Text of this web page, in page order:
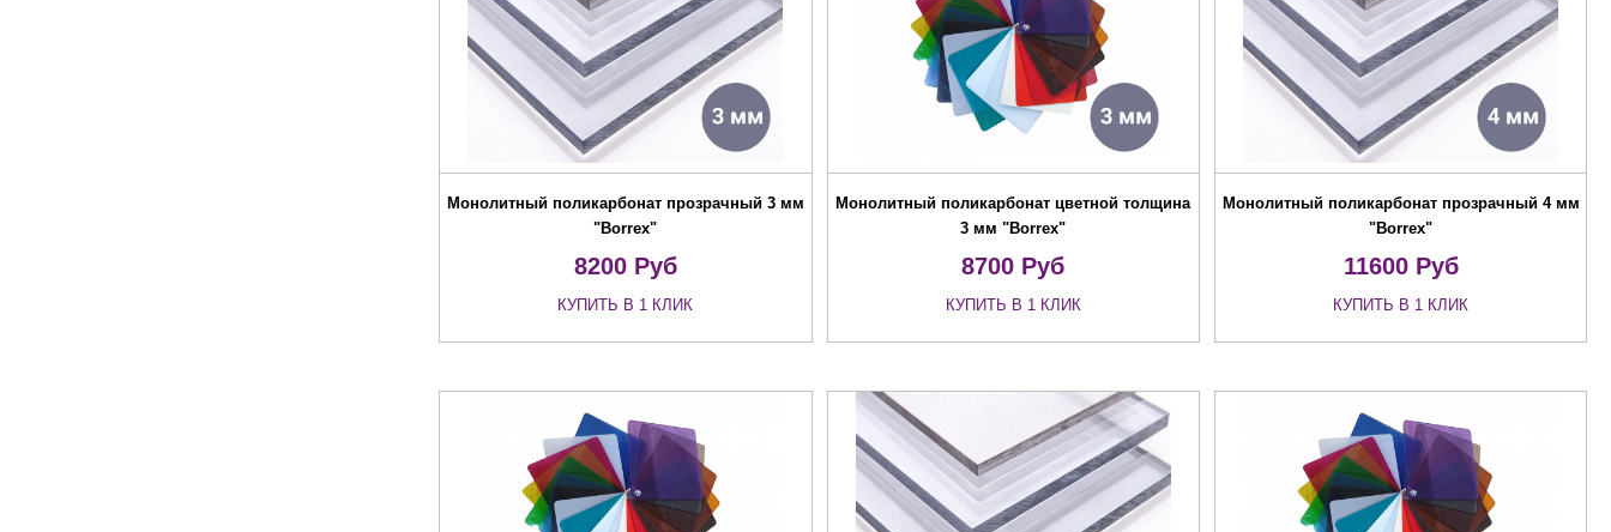
Монолитный поликарбонат прозрачный 3 мм
"Borrex"
8200Руб
КУПИТЬ В 1 КЛИК
Монолитный поликарбонат цветной толщина
3 мм "Borrex"
8700 Руб
КУПИТЬ В 1 КЛИК
Монолитный поликарбонат прозрачный 4 мм
"Borrex"
11600Руб
КУПИТЬ В 1 КЛИК